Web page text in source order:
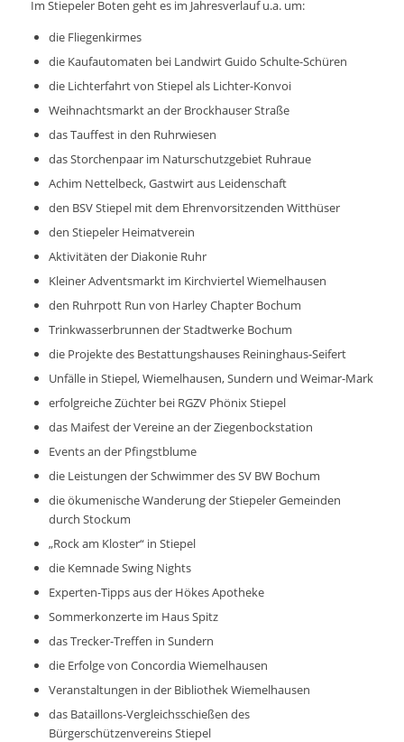
Im Stiepeler Boten geht es im Jahresverlauf u.a. um:
die Fliegenkirmes
die Kaufautomaten bei Landwirt Guido Schulte-Schüren
die Lichterfahrt von Stiepel als Lichter-Konvoi
Weihnachtsmarkt an der Brockhauser Straße
das Tauffest in den Ruhrwiesen
das Storchenpaar im Naturschutzgebiet Ruhraue
Achim Nettelbeck, Gastwirt aus Leidenschaft
den BSV Stiepel mit dem Ehrenvorsitzenden Witthüser
den Stiepeler Heimatverein
Aktivitäten der Diakonie Ruhr
Kleiner Adventsmarkt im Kirchviertel Wiemelhausen
den Ruhrpott Run von Harley Chapter Bochum
Trinkwasserbrunnen der Stadtwerke Bochum
die Projekte des Bestattungshauses Reininghaus-Seifert
Unfälle in Stiepel, Wiemelhausen, Sundern und Weimar-Mark
erfolgreiche Züchter bei RGZV Phönix Stiepel
das Maifest der Vereine an der Ziegenbockstation
Events an der Pfingstblume
die Leistungen der Schwimmer des SV BW Bochum
die ökumenische Wanderung der Stiepeler Gemeinden
durch Stockum
„Rock am Kloster“ in Stiepel
die Kemnade Swing Nights
Experten-Tipps aus der Hökes Apotheke
Sommerkonzerte im Haus Spitz
das Trecker-Treffen in Sundern
die Erfolge von Concordia Wiemelhausen
Veranstaltungen in der Bibliothek Wiemelhausen
das Bataillons-Vergleichsschießen des
Bürgerschützenvereins Stiepel